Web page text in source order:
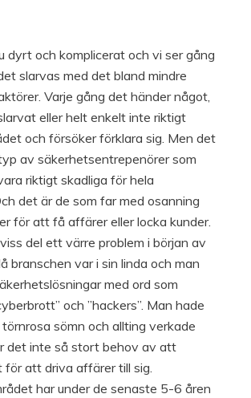
dyrt och komplicerat och vi ser gång
slarvas med det bland mindre
Varje gång det händer något,
eller helt enkelt inte riktigt
och försöker förklara sig. Men det
av säkerhetsentrepenörer som
riktigt skadliga för hela
det är de som far med osanning
för att få affärer eller locka kunder.
del ett värre problem i början av
branschen var i sin linda och man
med ord som
och ”hackers”. Man hade
sömn och allting verkade
det inte så stort behov av att
för att driva affärer till sig.
har under de senaste 5-6 åren